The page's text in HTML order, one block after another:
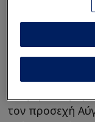
Παρά την
συμμετοχή
επιθυμεί να
Εκτιμώντας την
Ωστόσο, οι
τον προσεχή